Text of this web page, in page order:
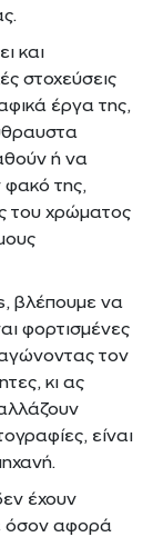
και
στοχεύσεις
έργα της,
ή να
φακό της,
του χρώματος
βλέπουμε να
φορτισμένες
τον
κι ας
είναι
έχουν
όσον αφορά